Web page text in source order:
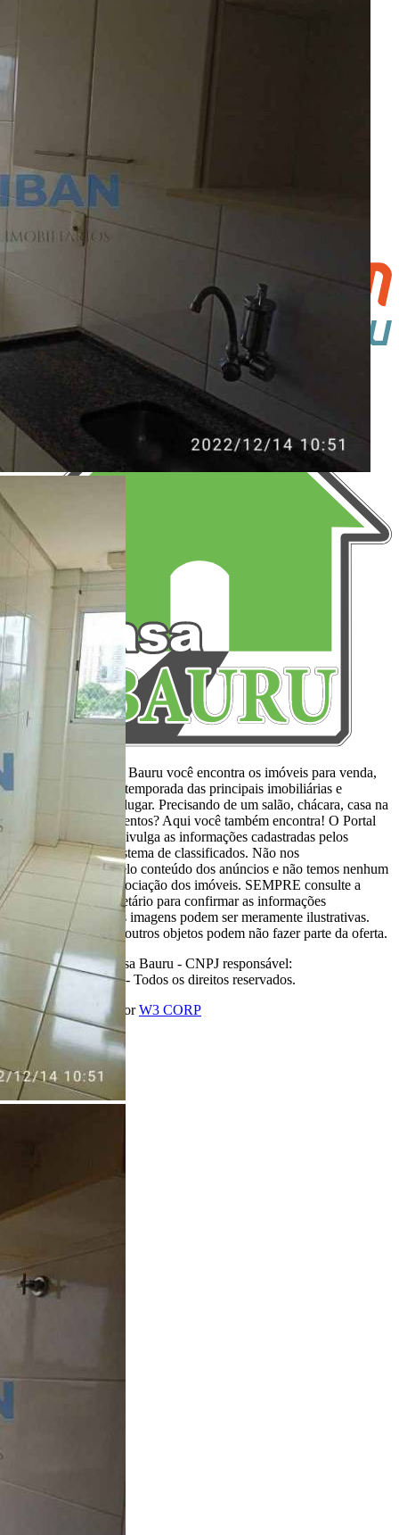
Aqui, no Portal Casa Bauru você encontra os imóveis para venda,
locação e aluguel de temporada das principais imobiliárias e
corretores em um só lugar. Precisando de um salão, chácara, casa na
praia ou sítio para eventos? Aqui você também encontra! O Portal
Casa Bauru apenas divulga as informações cadastradas pelos
usuários como um sistema de classificados. Não nos
responsabilizamos pelo conteúdo dos anúncios e não temos nenhum
envolvimento na negociação dos imóveis. SEMPRE consulte a
imobiliária ou proprietário para confirmar as informações
anunciadas. Algumas imagens podem ser meramente ilustrativas.
Itens de decoração e outros objetos podem não fazer parte da oferta.
2011-2026 Portal Casa Bauru - CNPJ responsável:
32.709.269/0001-38 - Todos os direitos reservados.
Desenvolvido com
porW3 CORP